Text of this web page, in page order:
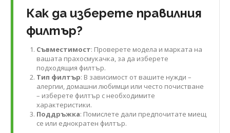
Как да изберете правилния
филтър?
Съвместимост: Проверете модела и марката на
вашата прахосмукачка, за да изберете
подходящия филтър.
Тип филтър: В зависимост от вашите нужди –
алергии, домашни любимци или често почистване
– изберете филтър с необходимите
характеристики.
Поддръжка: Помислете дали предпочитате миещ
се или еднократен филтър.